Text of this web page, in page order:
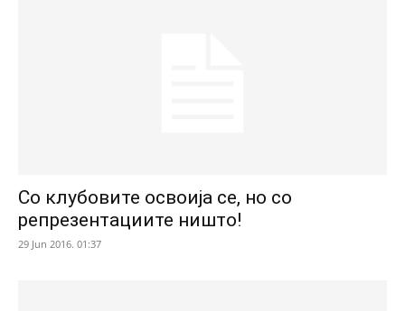
Со клубовите освоија се, но со
репрезентациите ништо!
29 Jun 2016. 01:37